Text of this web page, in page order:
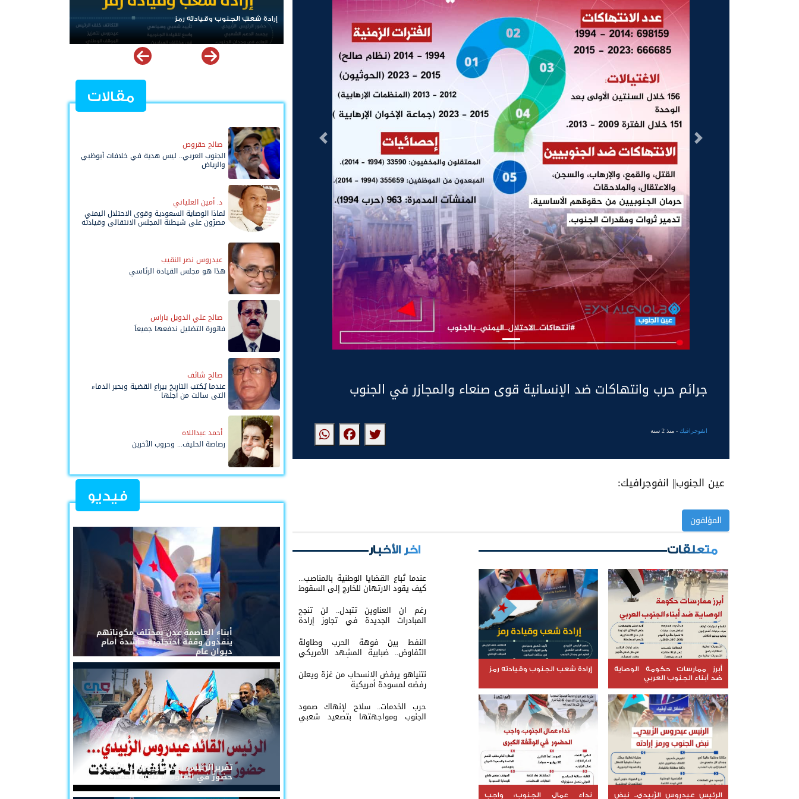
التالى السابق
جرائم حرب وانتهاكات ضد الإنسانية قوى صنعاء والمجازر في الجنوب
انفوجرافيك- منذ 2 سنة
عين الجنوب|| انفوجرافيك:
المؤلفون
متعلقات
أبرز ممارسات حكومة الوصاية
ضد أبناء الجنوب العربي
إرادة شعب الجنوب وقيادته رمز
الرئيس عيدروس الزُبيدي.. نبض نداء عمال الجنوب: واجب
اخر الأخبار
عندما تُباع القضايا الوطنية بالمناصب...
كيف يقود الارتهان للخارج إلى السقوط
رغم ان العناوين تتبدل.. لن تنجح
المبادرات الجديدة في تجاوز إرادة
النفط بين فوهة الحرب وطاولة
التفاوض.. ضبابية المشهد الأمريكي
الإيراني تعيد إشعال أسواق الطاقة
العالمية
نتنياهو يرفض الانسحاب من غزة ويعلن
رفضه لمسودة أمريكية
حرب الخدمات.. سلاح لإنهاك صمود
الجنوب ومواجهتها بتصعيد شعبي
إرادة شعب الجنوب وقيادته رمز الرئيس عيدروس الزُبيدي..
مقالات
صالح حقروص
الجنوب العربي.. ليس هدية في خلافات أبوظبي
والرياض
د. أمين العلياني
لماذا الوصاية السعودية وقوى الاحتلال اليمني
مصرّون على شيطنة المجلس الانتقالي وقيادته
عيدروس نصر النقيب
هذا هو مجلس القيادة الرئاسي
صالح علي الدويل باراس
فاتورة التضليل ندفعها جميعاً
صالح شائف
عندما يُكتب التاريخ بيراع القضية وبحبر الدماء
التي سالت من أجلها
أحمد عبداللاه
رصاصة الحليف... وحروب الآخرين
فيديو
أبناء العاصمة عدن بمختلف مكوناتهم
ينفذون وقفة احتجاجية حاشدة أمام
ديوان عام
تقريرالرئيس القائد عيدروس الزُبيدي...
حضورٌ في القلوب لا تُلغيه الحملات